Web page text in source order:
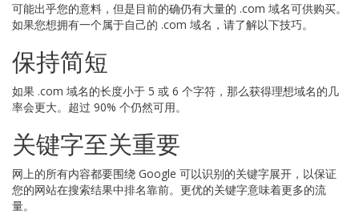
可能出乎您的意料，但是目前的确仍有大量的 .com 域名可供购买。
如果您想拥有一个属于自己的 .com 域名，请了解以下技巧。
保持简短
如果 .com 域名的长度小于 5 或 6 个字符，那么获得理想域名的几
率会更大。超过 90% 个仍然可用。
关键字至关重要
网上的所有内容都要围绕 Google 可以识别的关键字展开，以保证
您的网站在搜索结果中排名靠前。更优的关键字意味着更多的流
量。